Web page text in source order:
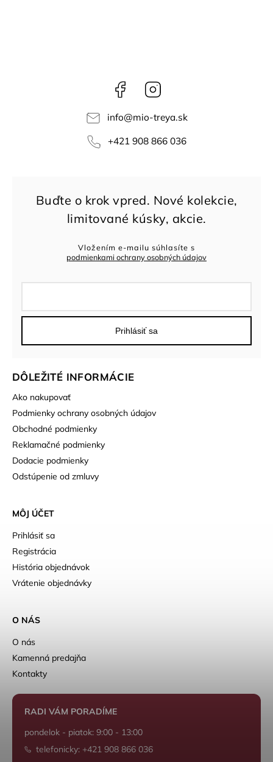
Facebook
info@mio-treya.sk
+421 908 866 036
DÔLEŽITÉ INFORMÁCIE
Ako nakupovať
Podmienky ochrany osobných údajov
Obchodné podmienky
Reklamačné podmienky
Dodacie podmienky
Odstúpenie od zmluvy
MÔJ ÚČET
Prihlásiť sa
Registrácia
História objednávok
Vrátenie objednávky
Vložením e-mailu súhlasíte s
podmienkami ochrany osobných údajov
Prihlásiť sa
O NÁS
O nás
Kamenná predajňa
Kontakty
RADI VÁM PORADÍME
pondelok - piatok: 9:00 - 13:00
telefonicky: +421 908 866 036